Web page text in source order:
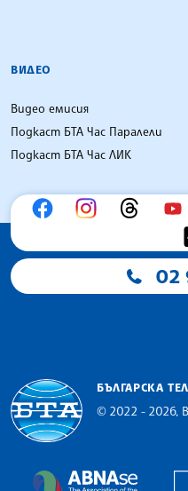
ВИДЕО
Видео емисия
Подкаст БТА Час Паралели
Подкаст БТА Час ЛИК
02
БЪЛГАРСКА
© 2022 - 2026,
The